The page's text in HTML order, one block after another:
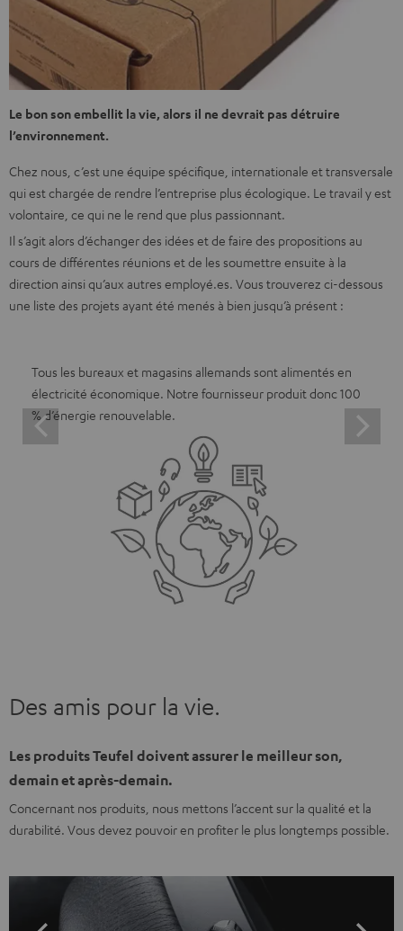
Le bon son embellit la vie, alors il ne devrait pas détruire
l’environnement.
Chez nous, c’est une équipe spécifique, internationale et transversale
qui est chargée de rendre l’entreprise plus écologique. Le travail y est
volontaire, ce qui ne le rend que plus passionnant.
Il s’agit alors d’échanger des idées et de faire des propositions au
cours de différentes réunions et de les soumettre ensuite à la
direction ainsi qu’aux autres employé.es. Vous trouverez ci-dessous
une liste des projets ayant été menés à bien jusqu’à présent :
Tous les bureaux et magasins allemands sont alimentés en
électricité économique. Notre fournisseur produit donc 100
% d’énergie renouvelable.
Des amis pour la vie.
Les produits Teufel doivent assurer le meilleur son,
demain et après-demain.
Concernant nos produits, nous mettons l’accent sur la qualité et la
durabilité. Vous devez pouvoir en profiter le plus longtemps possible.